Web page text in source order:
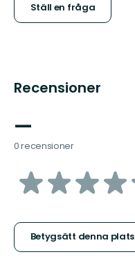
Ställ en fråga
Recensioner
—
0 recensioner
av
stjärnor
Betygsätt denna plats